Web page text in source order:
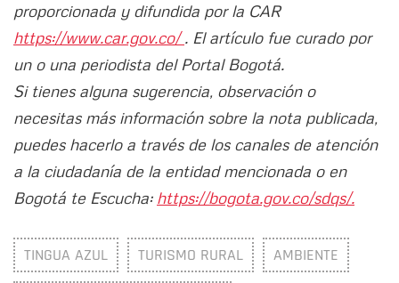
proporcionada y difundida por la CAR
https://www.car.gov.co/. El artículo fue curado por
un o una periodista del Portal Bogotá.
Si tienes alguna sugerencia, observación o
necesitas más información sobre la nota publicada,
puedes hacerlo a través de los canales de atención
a la ciudadanía de la entidad mencionada o en
Bogotá te Escucha: https://bogota.gov.co/sdqs/.
TINGUA AZUL TURISMO RURAL AMBIENTE